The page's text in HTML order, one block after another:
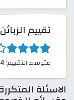
تقييم
متوسط التقييم: 4 من 5 نجوم بواسطة 20038 مستخدم
الاسئلة